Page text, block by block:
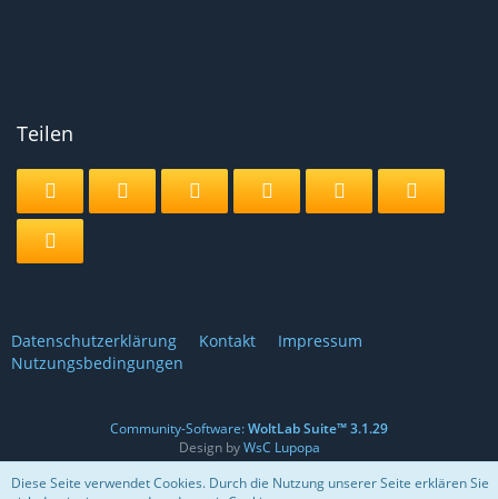
Teilen
Datenschutzerklärung Kontakt
Impressum
Nutzungsbedingungen
Community-Software:WoltLab Suite™ 3.1.29
Design byWsC Lupopa
Diese Seite verwendet Cookies. Durch die Nutzung unserer Seite erklären Sie